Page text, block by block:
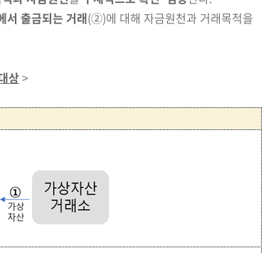
서 출금되는 거래(②)에 대해 자금원천과 거래목적을
상>